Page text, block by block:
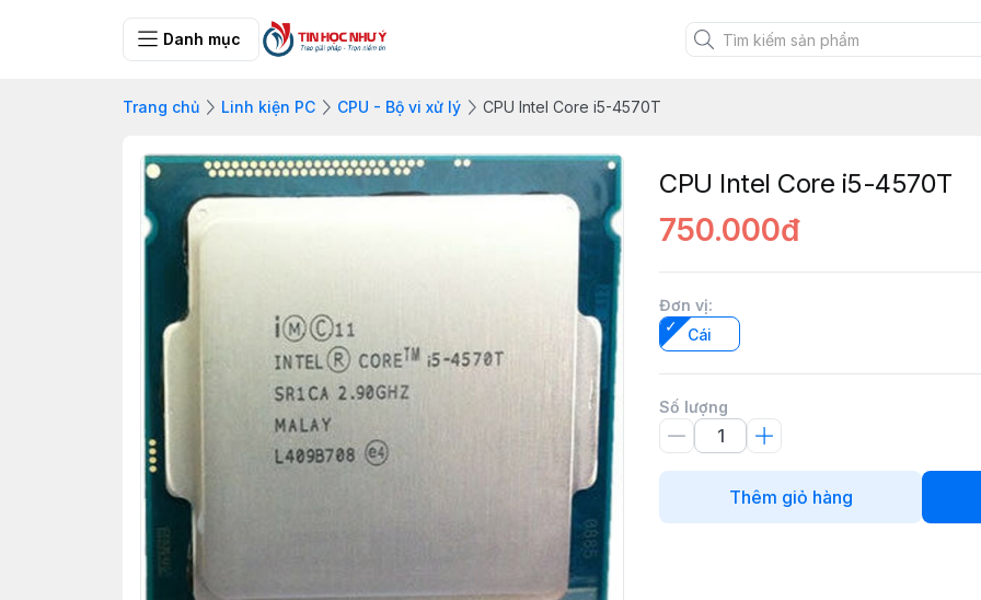
Danh mục
Trang chủ Linh kiện PC CPU - Bộ vi xử lý CPU Intel Core i5-4570T
CPU Intel Core i5-4570T
750.000đ
Đơn vị:
Cái
Số lượng
Thêm giỏ hàng